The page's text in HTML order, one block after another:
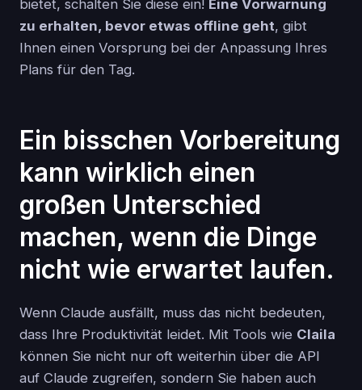
bietet, schalten Sie diese ein! Eine Vorwarnung
zu erhalten, bevor etwas offline geht, gibt
Ihnen einen Vorsprung bei der Anpassung Ihres
Plans für den Tag.
Ein bisschen Vorbereitung
kann wirklich einen
großen Unterschied
machen, wenn die Dinge
nicht wie erwartet laufen.
Wenn Claude ausfällt, muss das nicht bedeuten,
dass Ihre Produktivität leidet. Mit Tools wie Claila
können Sie nicht nur oft weiterhin über die API
auf Claude zugreifen, sondern Sie haben auch